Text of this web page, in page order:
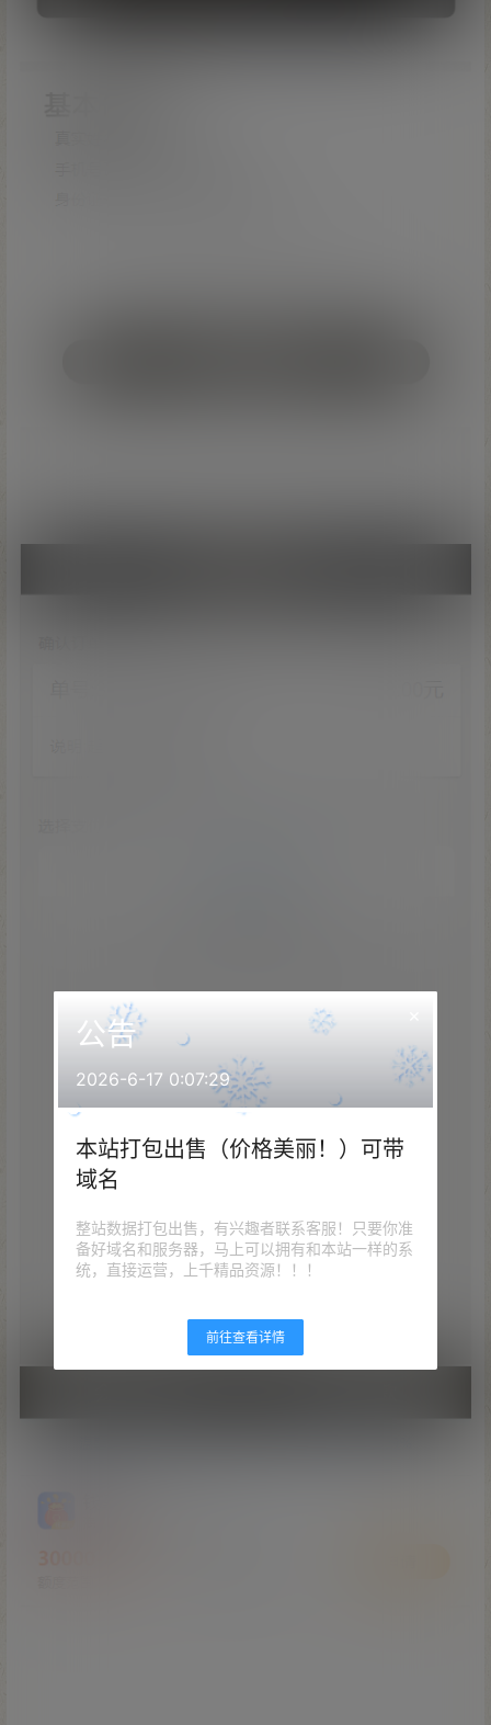
公告
2026-6-17 0:07:29
本站打包出售（价格美丽！）可带
域名
整站数据打包出售，有兴趣者联系客服！只要你准
备好域名和服务器，马上可以拥有和本站一样的系
统，直接运营，上千精品资源！！！
前往查看详情